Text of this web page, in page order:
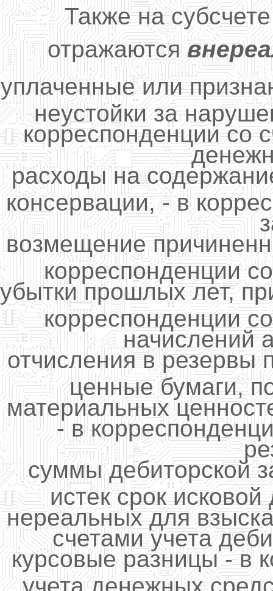
Также на
отражаются
уплаченные или
неустойки за
корреспонденции со
расходы на
консервации, - в
возмещение
корреспонденции
убытки прошлых лет,
корреспонденции
начислений
отчисления в резервы
ценные бумаги,
материальных
- в
суммы дебиторской
истек срок исковой
нереальных для
счетами учета
курсовые разницы - в
учета денежных